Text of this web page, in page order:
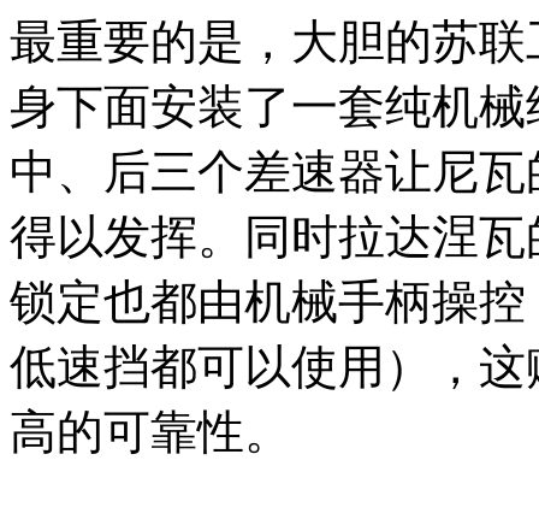
最重要的是，大胆的苏
身下面安装了一套纯机
中、后三个差速器让尼
得以发挥。同时拉达涅
锁定也都由机械手柄操
低速挡都可以使用），
高的可靠性。